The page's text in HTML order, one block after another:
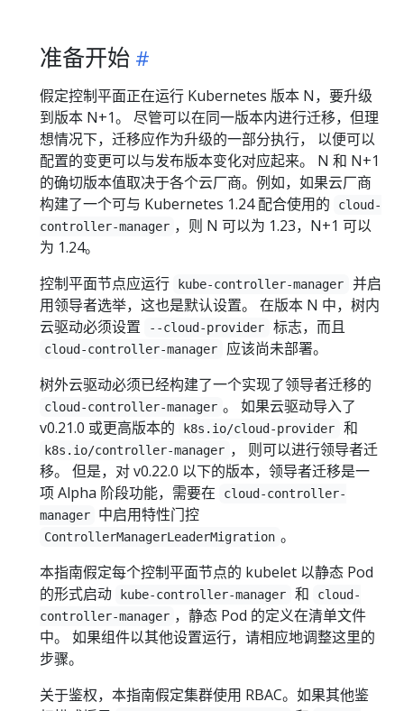
准备开始
假定控制平面正在运行 Kubernetes 版本 N，要升级
到版本 N+1。 尽管可以在同一版本内进行迁移，但理
想情况下，迁移应作为升级的一部分执行， 以便可以
配置的变更可以与发布版本变化对应起来。 N 和 N+1
的确切版本值取决于各个云厂商。例如，如果云厂商
构建了一个可与 Kubernetes 1.24 配合使用的
cloud-
controller-manager ，则 N 可以为 1.23，N+1 可以
为 1.24。
控制平面节点应运行
kube-controller-manager
并启
用领导者选举，这也是默认设置。 在版本 N 中，树内
云驱动必须设置
--cloud-provider 标志，而且
cloud-controller-manager
应该尚未部署。
树外云驱动必须已经构建了一个实现了领导者迁移的
cloud-controller-manager 。 如果云驱动导入了
v0.21.0 或更高版本的
k8s.io/cloud-provider 和
k8s.io/controller-manager ， 则可以进行领导者迁
移。 但是，对 v0.22.0 以下的版本，领导者迁移是一
项 Alpha 阶段功能，需要在
cloud-controller-
manager
中启用特性门控
ControllerManagerLeaderMigration 。
本指南假定每个控制平面节点的 kubelet 以静态 Pod
的形式启动
kube-controller-manager 和
cloud-
controller-manager ，静态 Pod 的定义在清单文件
中。 如果组件以其他设置运行，请相应地调整这里的
步骤。
关于鉴权，本指南假定集群使用 RBAC。如果其他鉴